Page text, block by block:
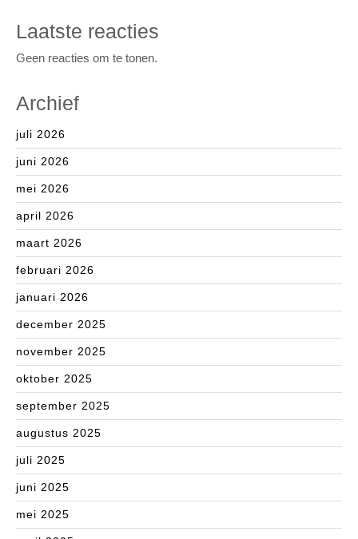
Laatste reacties
Geen reacties om te tonen.
Archief
juli 2026
juni 2026
mei 2026
april 2026
maart 2026
februari 2026
januari 2026
december 2025
november 2025
oktober 2025
september 2025
augustus 2025
juli 2025
juni 2025
mei 2025